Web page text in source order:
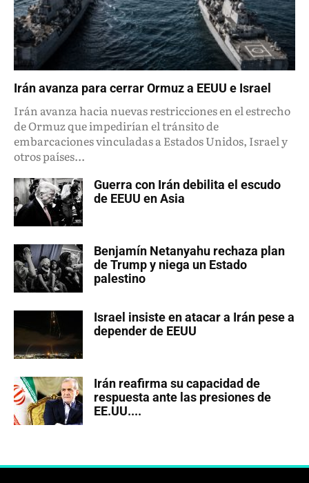
Irán avanza para cerrar Ormuz a EEUU e Israel
Irán avanza hacia nuevas restricciones en el estrecho
de Ormuz que impedirían el tránsito de
embarcaciones vinculadas a Estados Unidos, Israel y
otros países...
Guerra con Irán debilita el escudo
de EEUU en Asia
Benjamín Netanyahu rechaza plan
de Trump y niega un Estado
palestino
Israel insiste en atacar a Irán pese a
depender de EEUU
Irán reafirma su capacidad de
respuesta ante las presiones de
EE.UU....